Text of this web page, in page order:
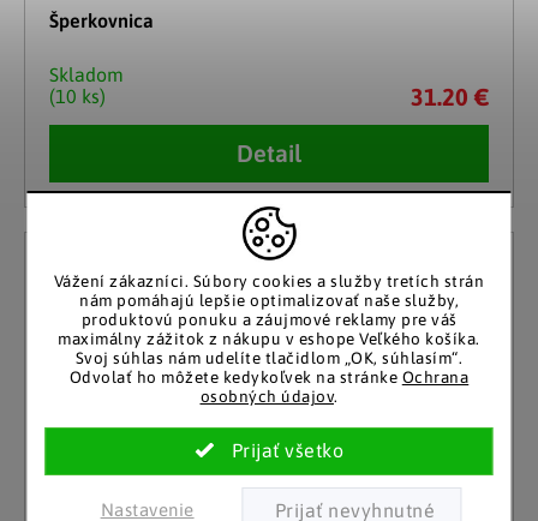
Vážení zákazníci. Súbory cookies a služby tretích strán
nám pomáhajú lepšie optimalizovať naše služby,
produktovú ponuku a záujmové reklamy pre váš
maximálny zážitok z nákupu v eshope Veľkého košíka.
Svoj súhlas nám udelíte tlačidlom „OK, súhlasím“.
Odvolať ho môžete kedykoľvek na stránke Ochrana
osobných údajov.
Nastavenie
Šperkovnica
Skladom
(10 ks)
31.20 €
Detail